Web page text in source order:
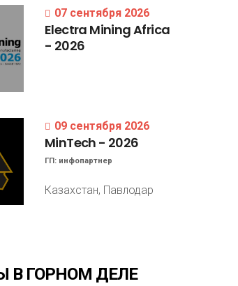
07 сентября 2026
Electra MiningAfrica
- 2026
09 сентября 2026
MinTech - 2026
ГП: инфопартнер
Казахстан, Павлодар
В ГОРНОМ ДЕЛЕ